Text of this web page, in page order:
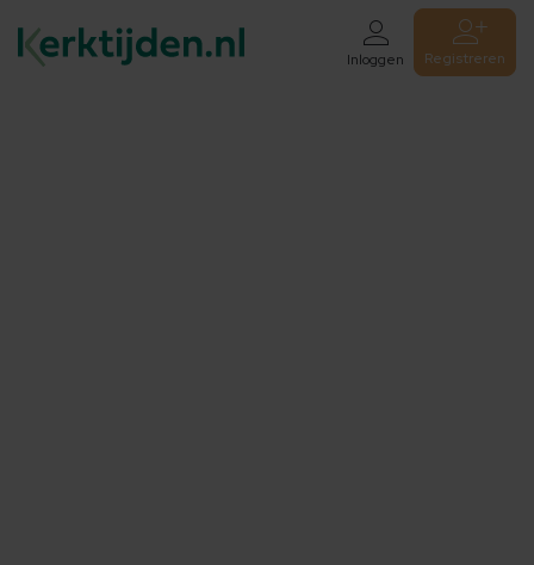
Inloggen Registreren